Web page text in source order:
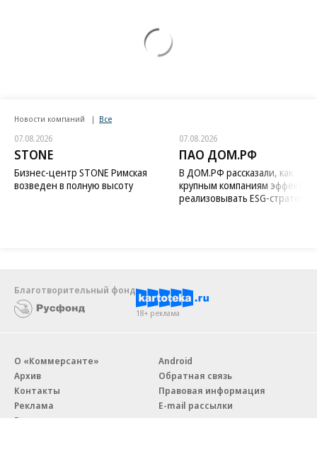
Новости компаний Все
07.08.2026
STONE
Бизнес-центр STONE Римская
возведен в полную высоту
07.08.2026
ПАО ДОМ.РФ
В ДОМ.РФ рассказали, как
крупным компаниям
реализовывать ESG-стратегию
Благотворительный фонд
18+ реклама
О «Коммерсанте»
Архив
Контакты
Реклама
Вакансии
Android
Обратная связь
Правовая информация
E-mail рассылки